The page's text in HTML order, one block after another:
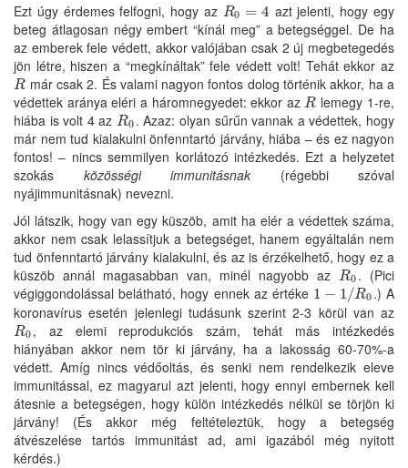
Ezt úgy érdemes felfogni, hogy az R0 = 4
R0=4
azt jelenti, hogy egy
beteg átlagosan négy embert “kínál meg” a betegséggel. De ha
az emberek fele védett, akkor valójában csak 2 új megbetegedés
jön létre, hiszen a “megkínáltak” fele védett volt! Tehát ekkor az
R
R már csak 2. És valami nagyon fontos dolog történik akkor, ha a
védettek aránya eléri a háromnegyedet: ekkor az R
R lemegy 1-re,
hiába is volt 4 az R0
R0. Azaz: olyan sűrűn vannak a védettek, hogy
már nem tud kialakulni önfenntartó járvány, hiába – és ez nagyon
fontos! – nincs semmilyen korlátozó intézkedés. Ezt a helyzetet
szokás közösségi immunitásnak (régebbi szóval
nyájimmunitásnak) nevezni.
Jól látszik, hogy van egy küszöb, amit ha elér a védettek száma,
akkor nem csak lelassítjuk a betegséget, hanem egyáltalán nem
tud önfenntartó járvány kialakulni, és az is érzékelhető, hogy ez a
küszöb annál magasabban van, minél nagyobb az R0
R0. (Pici
végiggondolással belátható, hogy ennek az értéke 1 − 1/R0
1 −1 R0
.) A
koronavírus esetén jelenlegi tudásunk szerint 2-3 körül van az
R0
R0 , az elemi reprodukciós szám, tehát más intézkedés
hiányában akkor nem tör ki járvány, ha a lakosság 60-70%-a
védett. Amíg nincs védőoltás, és senki nem rendelkezik eleve
immunitással, ez magyarul azt jelenti, hogy ennyi embernek kell
átesnie a betegségen, hogy külön intézkedés nélkül se törjön ki
járvány! (És akkor még feltételeztük, hogy a betegség
átvészelése tartós immunitást ad, ami igazából még nyitott
kérdés.)